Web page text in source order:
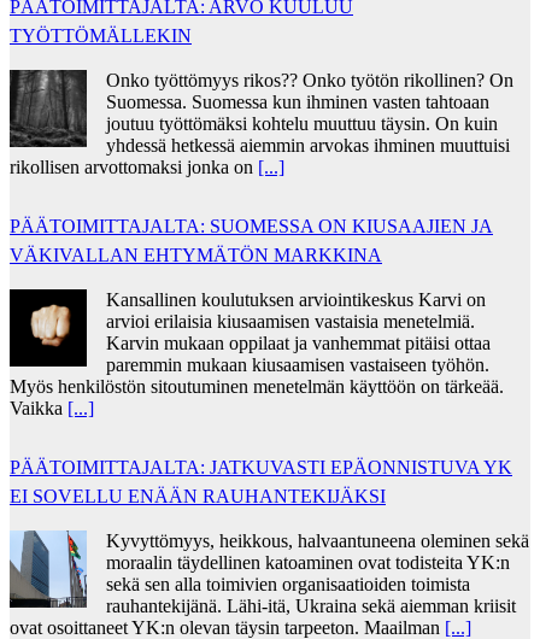
PÄÄTOIMITTAJALTA: ARVO KUULUU
TYÖTTÖMÄLLEKIN
Onko työttömyys rikos?? Onko työtön rikollinen? On
Suomessa. Suomessa kun ihminen vasten tahtoaan
joutuu työttömäksi kohtelu muuttuu täysin. On kuin
yhdessä hetkessä aiemmin arvokas ihminen muuttuisi
rikollisen arvottomaksi jonka on [...]
PÄÄTOIMITTAJALTA: SUOMESSA ON KIUSAAJIEN JA
VÄKIVALLAN EHTYMÄTÖN MARKKINA
Kansallinen koulutuksen arviointikeskus Karvi on
arvioi erilaisia kiusaamisen vastaisia menetelmiä.
Karvin mukaan oppilaat ja vanhemmat pitäisi ottaa
paremmin mukaan kiusaamisen vastaiseen työhön.
Myös henkilöstön sitoutuminen menetelmän käyttöön on tärkeää.
Vaikka [...]
PÄÄTOIMITTAJALTA: JATKUVASTI EPÄONNISTUVA YK
EI SOVELLU ENÄÄN RAUHANTEKIJÄKSI
Kyvyttömyys, heikkous, halvaantuneena oleminen sekä
moraalin täydellinen katoaminen ovat todisteita YK:n
sekä sen alla toimivien organisaatioiden toimista
rauhantekijänä. Lähi-itä, Ukraina sekä aiemman kriisit
ovat osoittaneet YK:n olevan täysin tarpeeton. Maailman [...]